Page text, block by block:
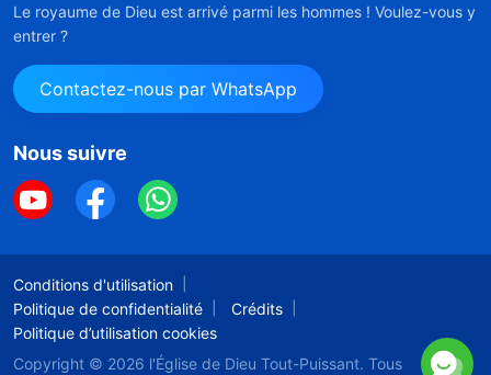
Le royaume de Dieu est arrivé parmi les hommes ! Voulez-vous y
entrer ?
Contactez-nous par WhatsApp
Nous suivre
Conditions d'utilisation
Politique de confidentialité
Crédits
Politique d’utilisation cookies
Copyright © 2026 l'Église de Dieu Tout-Puissant. Tous